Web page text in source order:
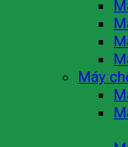
Máy